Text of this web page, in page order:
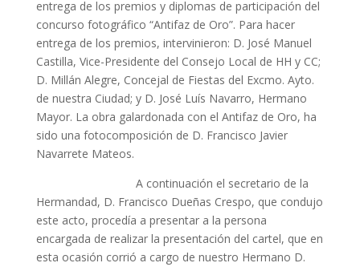
entrega de los premios y diplomas de participación del
concurso fotográfico “Antifaz de Oro”. Para hacer
entrega de los premios, intervinieron: D. José Manuel
Castilla, Vice-Presidente del Consejo Local de HH y CC;
D. Millán Alegre, Concejal de Fiestas del Excmo. Ayto.
de nuestra Ciudad; y D. José Luís Navarro, Hermano
Mayor. La obra galardonada con el Antifaz de Oro, ha
sido una fotocomposición de D. Francisco Javier
Navarrete Mateos.
A continuación el secretario de la
Hermandad, D. Francisco Dueñas Crespo, que condujo
este acto, procedía a presentar a la persona
encargada de realizar la presentación del cartel, que en
esta ocasión corrió a cargo de nuestro Hermano D.